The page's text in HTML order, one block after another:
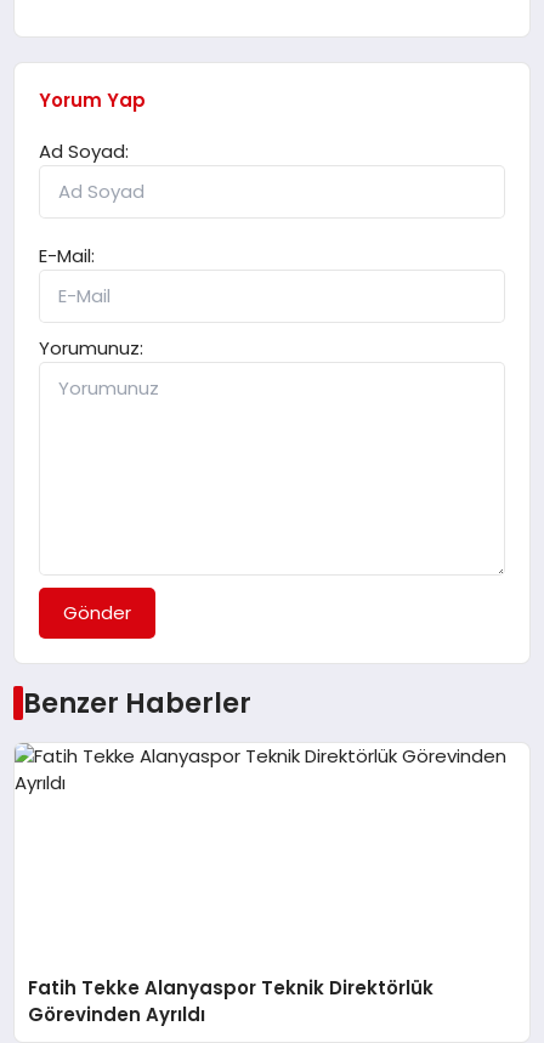
Yorum Yap
Ad Soyad:
E-Mail:
Yorumunuz:
Gönder
Benzer Haberler
Fatih Tekke Alanyaspor Teknik Direktörlük
Görevinden Ayrıldı